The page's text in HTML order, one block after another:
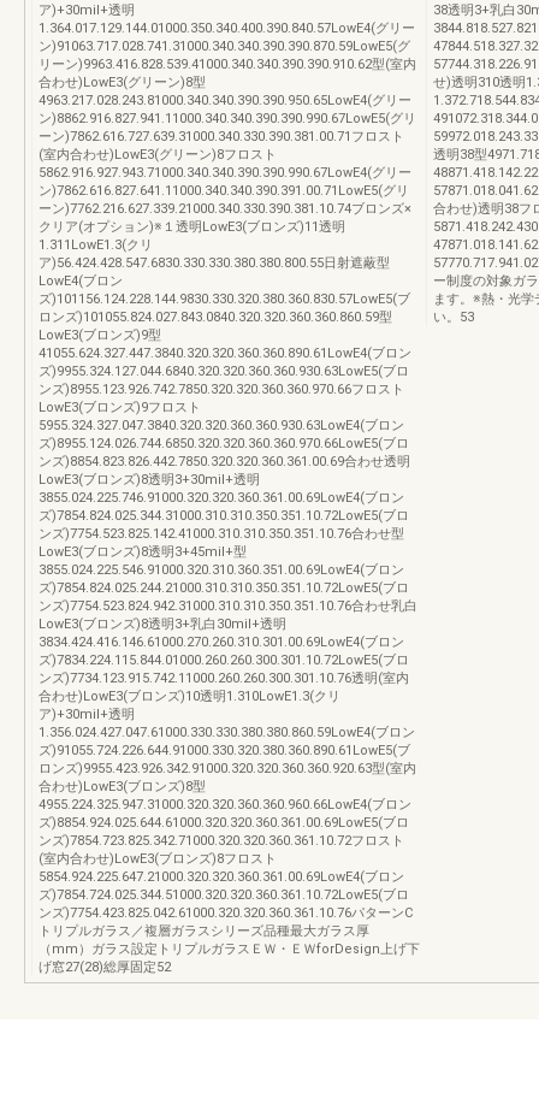
ア)+30mil+透明
1.364.017.129.144.01000.350.340.400.390.840.57LowE4(グリー
ン)91063.717.028.741.31000.340.340.390.390.870.59LowE5(グ
リーン)9963.416.828.539.41000.340.340.390.390.910.62型(室内
合わせ)LowE3(グリーン)8型
4963.217.028.243.81000.340.340.390.390.950.65LowE4(グリー
ン)8862.916.827.941.11000.340.340.390.390.990.67LowE5(グリ
ーン)7862.616.727.639.31000.340.330.390.381.00.71フロスト
(室内合わせ)LowE3(グリーン)8フロスト
5862.916.927.943.71000.340.340.390.390.990.67LowE4(グリー
ン)7862.616.827.641.11000.340.340.390.391.00.71LowE5(グリ
ーン)7762.216.627.339.21000.340.330.390.381.10.74ブロンズ×
クリア(オプション)※１透明LowE3(ブロンズ)11透明
1.311LowE1.3(クリ
ア)56.424.428.547.6830.330.330.380.380.800.55日射遮蔽型
LowE4(ブロン
ズ)101156.124.228.144.9830.330.320.380.360.830.57LowE5(ブ
ロンズ)101055.824.027.843.0840.320.320.360.360.860.59型
LowE3(ブロンズ)9型
41055.624.327.447.3840.320.320.360.360.890.61LowE4(ブロン
ズ)9955.324.127.044.6840.320.320.360.360.930.63LowE5(ブロ
ンズ)8955.123.926.742.7850.320.320.360.360.970.66フロスト
LowE3(ブロンズ)9フロスト
5955.324.327.047.3840.320.320.360.360.930.63LowE4(ブロン
ズ)8955.124.026.744.6850.320.320.360.360.970.66LowE5(ブロ
ンズ)8854.823.826.442.7850.320.320.360.361.00.69合わせ透明
LowE3(ブロンズ)8透明3+30mil+透明
3855.024.225.746.91000.320.320.360.361.00.69LowE4(ブロン
ズ)7854.824.025.344.31000.310.310.350.351.10.72LowE5(ブロ
ンズ)7754.523.825.142.41000.310.310.350.351.10.76合わせ型
LowE3(ブロンズ)8透明3+45mil+型
3855.024.225.546.91000.320.310.360.351.00.69LowE4(ブロン
ズ)7854.824.025.244.21000.310.310.350.351.10.72LowE5(ブロ
ンズ)7754.523.824.942.31000.310.310.350.351.10.76合わせ乳白
LowE3(ブロンズ)8透明3+乳白30mil+透明
3834.424.416.146.61000.270.260.310.301.00.69LowE4(ブロン
ズ)7834.224.115.844.01000.260.260.300.301.10.72LowE5(ブロ
ンズ)7734.123.915.742.11000.260.260.300.301.10.76透明(室内
合わせ)LowE3(ブロンズ)10透明1.310LowE1.3(クリ
ア)+30mil+透明
1.356.024.427.047.61000.330.330.380.380.860.59LowE4(ブロン
ズ)91055.724.226.644.91000.330.320.380.360.890.61LowE5(ブ
ロンズ)9955.423.926.342.91000.320.320.360.360.920.63型(室内
合わせ)LowE3(ブロンズ)8型
4955.224.325.947.31000.320.320.360.360.960.66LowE4(ブロン
ズ)8854.924.025.644.61000.320.320.360.361.00.69LowE5(ブロ
ンズ)7854.723.825.342.71000.320.320.360.361.10.72フロスト
(室内合わせ)LowE3(ブロンズ)8フロスト
5854.924.225.647.21000.320.320.360.361.00.69LowE4(ブロン
ズ)7854.724.025.344.51000.320.320.360.361.10.72LowE5(ブロ
ンズ)7754.423.825.042.61000.320.320.360.361.10.76パターンC
トリプルガラス／複層ガラスシリーズ品種最大ガラス厚
（mm）ガラス設定トリプルガラスＥＷ・ＥＷforDesign上げ下
げ窓27(28)総厚固定52
38透明3+乳白
せ)透明310透明
透明38型
合わせ)透明38フ
ー制度の対象ガ
ます。※熱・光
い。53